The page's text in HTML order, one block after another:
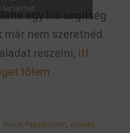
tartalmat.
egy kis segítség
már nem szeretnéd
reszelni, itt
tőlem.
Visual PageBuilder, vizuális